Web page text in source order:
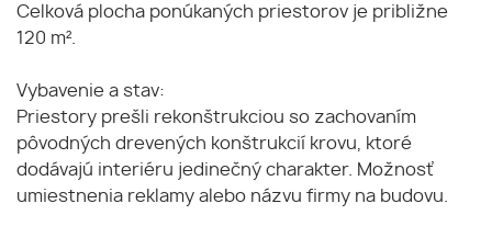
Celková plocha ponúkaných priestorov je približne
120 m².
Vybavenie a stav:
Priestory prešli rekonštrukciou so zachovaním
pôvodných drevených konštrukcií krovu, ktoré
dodávajú interiéru jedinečný charakter. Možnosť
umiestnenia reklamy alebo názvu firmy na budovu.